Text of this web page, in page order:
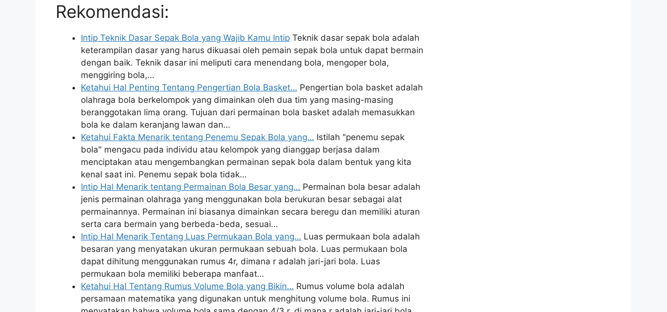
Rekomendasi:
Intip Teknik Dasar Sepak Bola yang Wajib Kamu Intip Teknik dasar sepak bola adalah
keterampilan dasar yang harus dikuasai oleh pemain sepak bola untuk dapat bermain
dengan baik. Teknik dasar ini meliputi cara menendang bola, mengoper bola,
menggiring bola,…
Ketahui Hal Penting Tentang Pengertian Bola Basket… Pengertian bola basket adalah
olahraga bola berkelompok yang dimainkan oleh dua tim yang masing-masing
beranggotakan lima orang. Tujuan dari permainan bola basket adalah memasukkan
bola ke dalam keranjang lawan dan…
Ketahui Fakta Menarik tentang Penemu Sepak Bola yang… Istilah "penemu sepak
bola" mengacu pada individu atau kelompok yang dianggap berjasa dalam
menciptakan atau mengembangkan permainan sepak bola dalam bentuk yang kita
kenal saat ini. Penemu sepak bola tidak…
Intip Hal Menarik tentang Permainan Bola Besar yang… Permainan bola besar adalah
jenis permainan olahraga yang menggunakan bola berukuran besar sebagai alat
permainannya. Permainan ini biasanya dimainkan secara beregu dan memiliki aturan
serta cara bermain yang berbeda-beda, sesuai…
Intip Hal Menarik Tentang Luas Permukaan Bola yang… Luas permukaan bola adalah
besaran yang menyatakan ukuran permukaan sebuah bola. Luas permukaan bola
dapat dihitung menggunakan rumus 4r, dimana r adalah jari-jari bola. Luas
permukaan bola memiliki beberapa manfaat…
Ketahui Hal Tentang Rumus Volume Bola yang Bikin… Rumus volume bola adalah
persamaan matematika yang digunakan untuk menghitung volume bola. Rumus ini